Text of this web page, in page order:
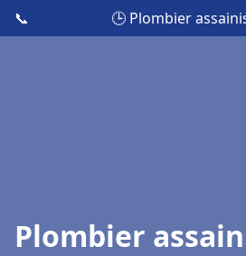
📞 🕒 Plombier
Plombier